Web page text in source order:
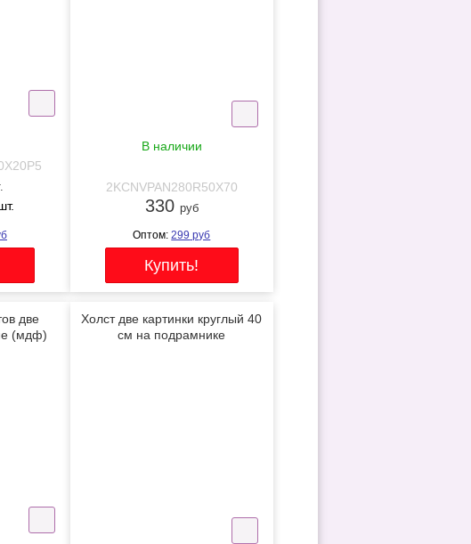
В наличии
2KCNVPAN280R50X70
330 руб
Оптом:299 руб
две
(мдф)
Холст две картинки круглый 40
см на подрамнике